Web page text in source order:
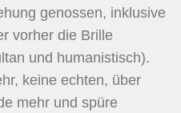
genossen, inklusive
vorher die Brille
und humanistisch).
keine echten, über
mehr und spüre